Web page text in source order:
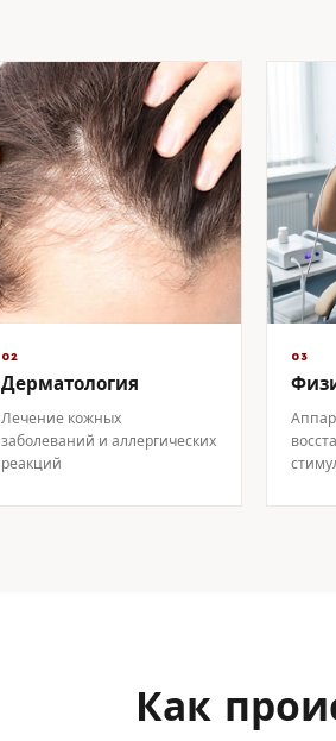
02
Дерматология
Лечение кожных
заболеваний и аллергических
реакций
03
Как